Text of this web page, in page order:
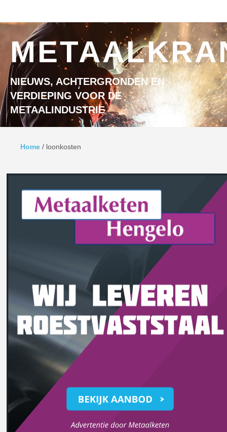
NIEUWS, ACHTERGRONDEN EN
VERDIEPING VOOR DE
METAALINDUSTRIE
Home / loonkosten